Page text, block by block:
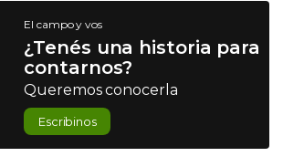
El campo y vos
¿Tenés una historia para
contarnos?
Queremos conocerla
Escribinos